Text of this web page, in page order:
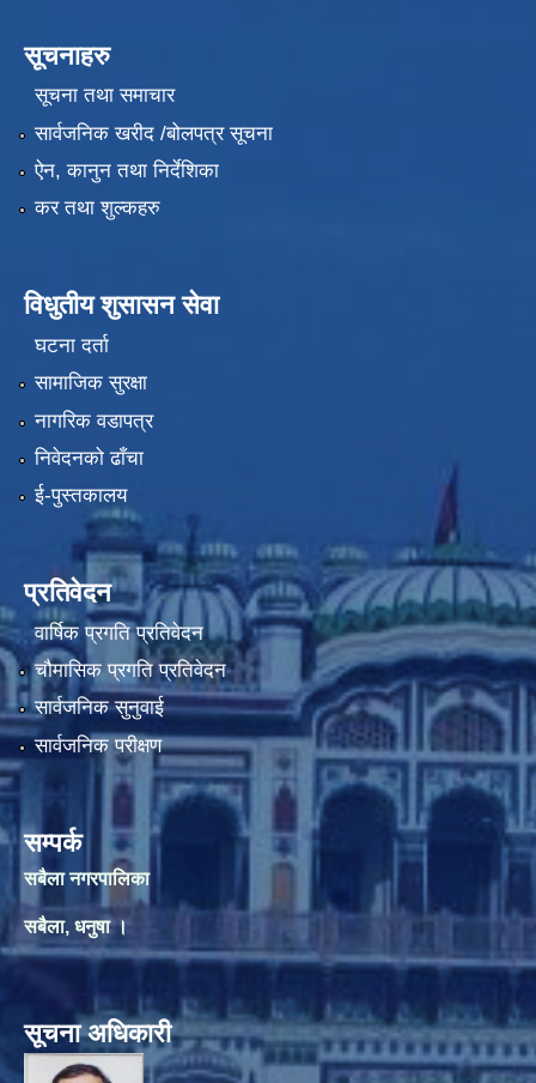
सूचनाहरु
सूचना तथा समाचार
सार्वजनिक खरीद /बोलपत्र सूचना
ऐन, कानुन तथा निर्देशिका
कर तथा शुल्कहरु
विधुतीय शुसासन सेवा
घटना दर्ता
सामाजिक सुरक्षा
नागरिक वडापत्र
निवेदनको ढाँचा
ई-पुस्तकालय
प्रतिवेदन
वार्षिक प्रगति प्रतिवेदन
चौमासिक प्रगति प्रतिवेदन
सार्वजनिक सुनुवाई
सार्वजनिक परीक्षण
सम्पर्क
सबैला नगरपालिका
सबैला, धनुषा ।
सूचना अधिकारी